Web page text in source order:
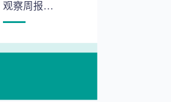
观察周报
（2024.04.01-